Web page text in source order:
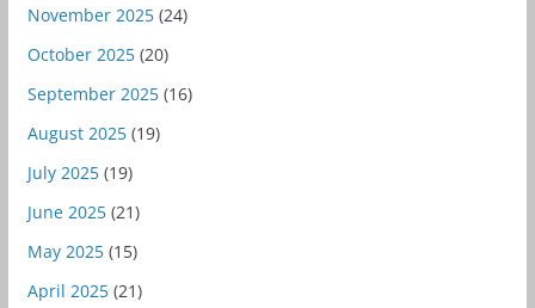
November 2025(24)
October 2025(20)
September 2025(16)
August 2025(19)
July 2025(19)
June 2025(21)
May 2025(15)
April 2025(21)